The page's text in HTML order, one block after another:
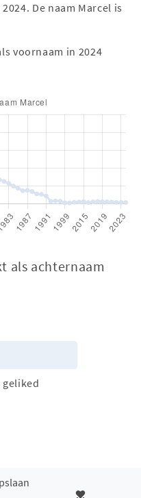
De naam Marcel is
voornaam in 2024
als achternaam
geliked